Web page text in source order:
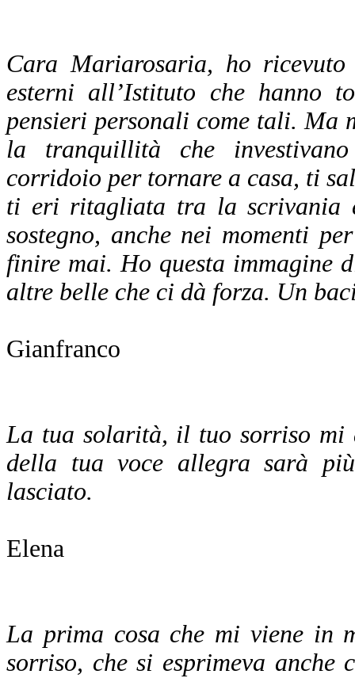
Cara Mariarosaria, ho
esterni all’Istituto che hanno
pensieri personali come tali. Ma
la tranquillità che
corridoio per tornare a casa, ti
ti eri ritagliata tra la scrivania
sostegno, anche nei momenti
finire mai. Ho questa immagine
altre belle che ci dà forza. Un
Gianfranco
La tua solarità, il tuo sorriso mi
della tua voce allegra sarà
lasciato.
Elena
La prima cosa che mi viene in
sorriso, che si esprimeva anche